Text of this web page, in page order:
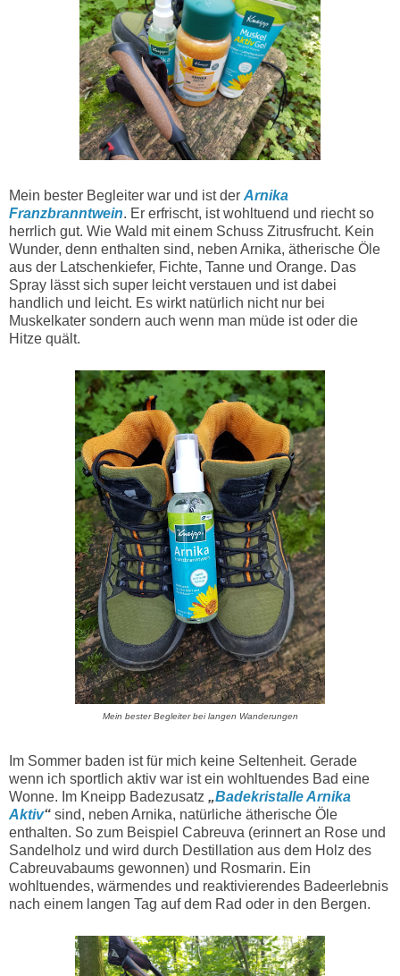
Mein bester Begleiter war und ist der Arnika
Franzbranntwein. Er erfrischt, ist wohltuend und riecht so
herrlich gut. Wie Wald mit einem Schuss Zitrusfrucht. Kein
Wunder, denn enthalten sind, neben Arnika, ätherische Öle
aus der Latschenkiefer, Fichte, Tanne und Orange. Das
Spray lässt sich super leicht verstauen und ist dabei
handlich und leicht. Es wirkt natürlich nicht nur bei
Muskelkater sondern auch wenn man müde ist oder die
Hitze quält.
Mein bester Begleiter bei langen Wanderungen
Im Sommer baden ist für mich keine Seltenheit. Gerade
wenn ich sportlich aktiv war ist ein wohltuendes Bad eine
Wonne. Im Kneipp Badezusatz „Badekristalle Arnika
Aktiv“ sind, neben Arnika, natürliche ätherische Öle
enthalten. So zum Beispiel Cabreuva (erinnert an Rose und
Sandelholz und wird durch Destillation aus dem Holz des
Cabreuvabaums gewonnen) und Rosmarin. Ein
wohltuendes, wärmendes und reaktivierendes Badeerlebnis
nach einem langen Tag auf dem Rad oder in den Bergen.